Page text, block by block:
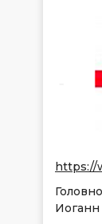
https://
Иоганн